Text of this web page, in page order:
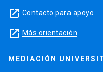
launch Contacto para apoyo
launch Más orientación
MEDIACIÓN